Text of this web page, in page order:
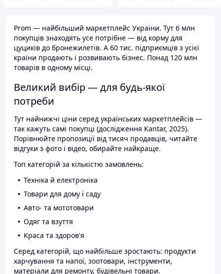
Prom — найбільший маркетплейс України. Тут 6 млн
покупців знаходять усе потрібне — від корму для
цуциків до бронежилетів. А 60 тис. підприємців з усієї
країни продають і розвивають бізнес. Понад 120 млн
товарів в одному місці.
Великий вибір — для будь-якої
потреби
Тут найнижчі ціни серед українських маркетплейсів —
так кажуть самі покупці (дослідження Kantar, 2025).
Порівнюйте пропозиції від тисяч продавців, читайте
відгуки з фото і відео, обирайте найкраще.
Топ категорій за кількістю замовлень:
Техніка й електроніка
Товари для дому і саду
Авто- та мототовари
Одяг та взуття
Краса та здоров'я
Серед категорій, що найбільше зростають: продукти
харчування та напої, зоотовари, інструменти,
матеріали для ремонту, будівельні товари.